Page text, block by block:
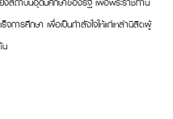
ารศึกษา เพื่อเป็นกำลังใจให้แก่เหล่านิสิตผู้
น